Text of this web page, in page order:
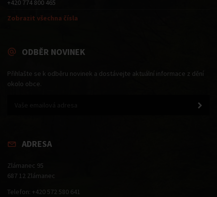
+420 774 800 465
Zobrazit všechna čísla
ODBĚR NOVINEK
Přihlašte se k odběru novinek a dostávejte aktuální informace z dění
okolo obce.
ADRESA
Zlámanec 95
687 12 Zlámanec
Telefon: +420 572 580 641